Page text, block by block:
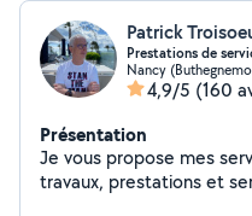
Patrick
Prestations de
Nancy
4,9/5 (160
Présentation
Je vous propose mes
travaux, prestations et